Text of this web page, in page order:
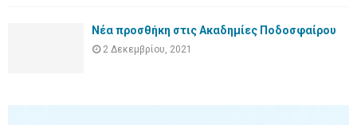
Νέα προσθήκη στις Ακαδημίες Ποδοσφαίρου
2 Δεκεμβρίου, 2021